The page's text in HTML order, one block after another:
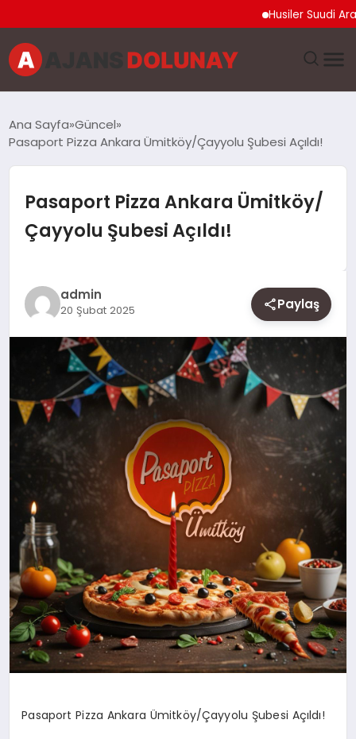
Husiler Suudi
EĞITIM
EKONOMI
GENEL
MAGAZIN
SIYASET
SPOR
YAŞAM
Ana Sayfa Güncel
Pasaport Pizza Ankara Ümitköy/Çayyolu Şubesi Açıldı!
Pasaport Pizza Ankara Ümitköy/
Çayyolu Şubesi Açıldı!
admin
20 Şubat 2025 Paylaş
Pasaport Pizza Ankara Ümitköy/Çayyolu Şubesi Açıldı!